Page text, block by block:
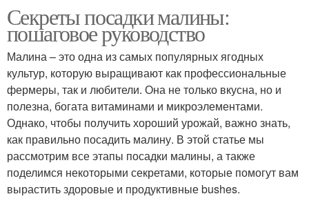
Секреты посадки малины:
пошаговое руководство
Малина – это одна из самых популярных ягодных
культур, которую выращивают как профессиональные
фермеры, так и любители. Она не только вкусна, но и
полезна, богата витаминами и микроэлементами.
Однако, чтобы получить хороший урожай, важно знать,
как правильно посадить малину. В этой статье мы
рассмотрим все этапы посадки малины, а также
поделимся некоторыми секретами, которые помогут вам
вырастить здоровые и продуктивные bushes.